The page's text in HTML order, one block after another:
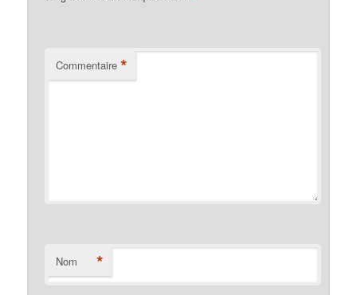
Commentaire *
Nom *